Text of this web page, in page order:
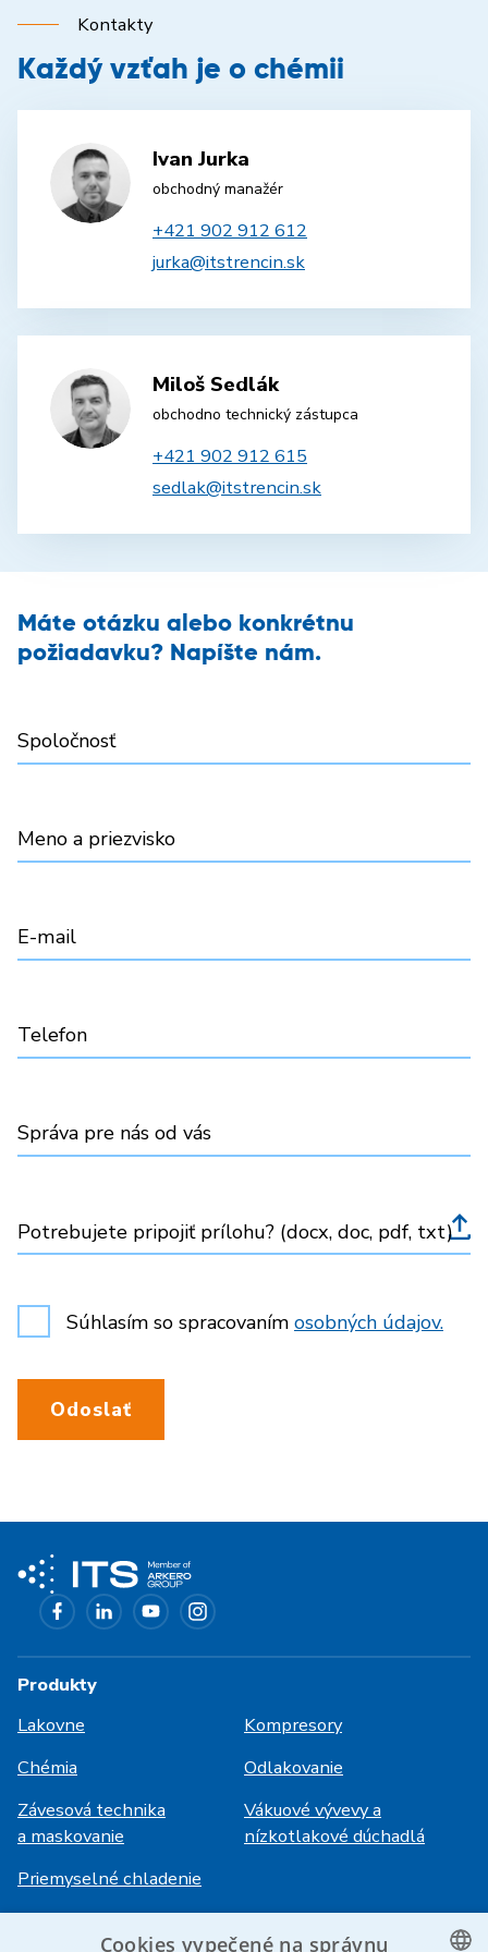
Kontakty
Každý vzťah je o chémii
Ivan Jurka
obchodný manažér
+421 902 912 612
jurka@itstrencin.sk
Miloš Sedlák
obchodno technický zástupca
+421 902 912 615
sedlak@itstrencin.sk
Máte otázku alebo konkrétnu
požiadavku? Napíšte nám.
Spoločnosť
Meno a priezvisko
E-mail
Telefon
Správa pre nás od vás
Potrebujete pripojiť prílohu? (docx, doc, pdf, txt)
Súhlasím so spracovaním osobných údajov.
Odoslať
Produkty
Lakovne
Kompresory
Chémia
Odlakovanie
Závesová technika
a maskovanie
Vákuové vývevy a
nízkotlakové dúchadlá
Priemyselné chladenie
Prihlásenie
Cookies vypečené na správnu